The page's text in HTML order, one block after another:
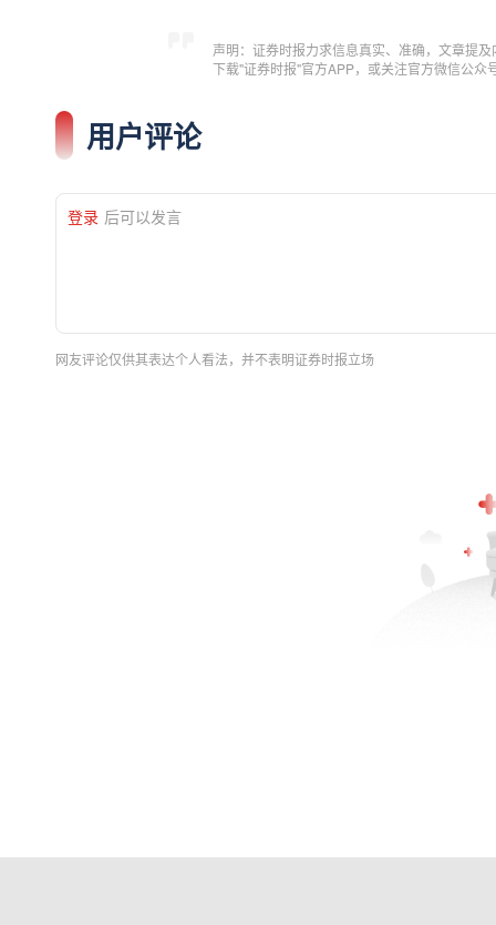
声明：证券时报力求信息真实、准确，文章提
下载"证券时报"官方APP，或关注官方微信公
用户评论
登录 后可以发言
网友评论仅供其表达个人看法，并不表明证券时报立场